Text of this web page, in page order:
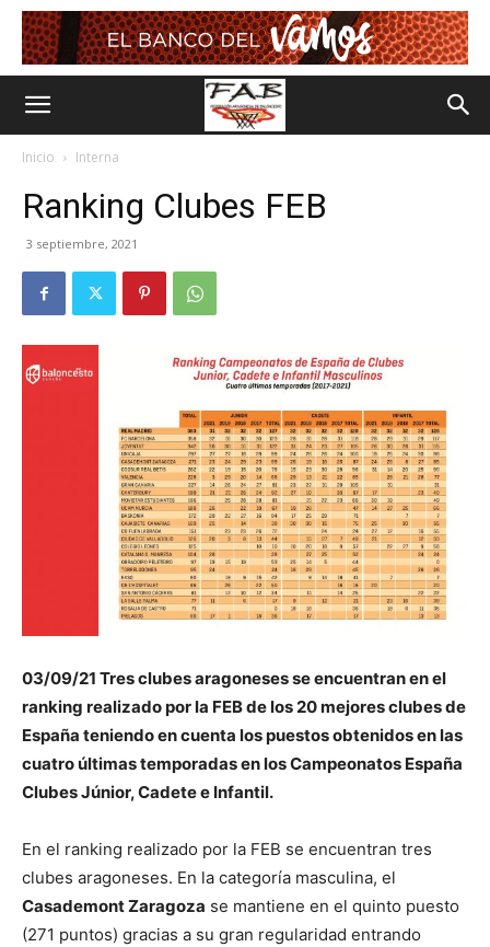
Inicio Interna
Ranking Clubes FEB
3 septiembre, 2021
03/09/21 Tres clubes aragoneses se encuentran en el
ranking realizado por la FEB de los 20 mejores clubes de
España teniendo en cuenta los puestos obtenidos en las
cuatro últimas temporadas en los Campeonatos España
Clubes Júnior, Cadete e Infantil.
En el ranking realizado por la FEB se encuentran tres
clubes aragoneses. En la categoría masculina, el
Casademont Zaragoza se mantiene en el quinto puesto
(271 puntos) gracias a su gran regularidad entrando